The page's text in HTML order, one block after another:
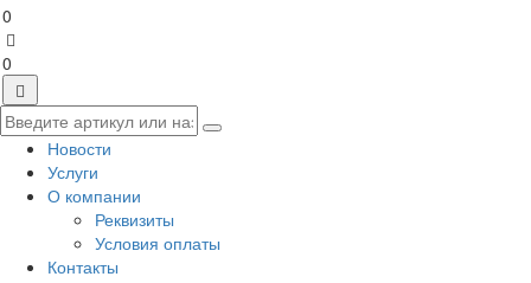
0
0
Новости
Услуги
О компании
Реквизиты
Условия оплаты
Контакты